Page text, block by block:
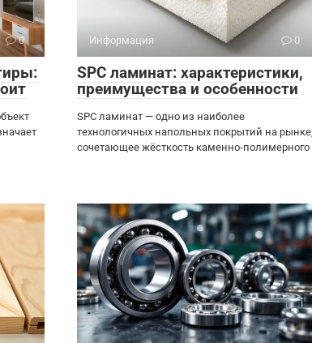
0 Информация 0
SPC ламинат: характеристики,
преимущества и особенности
SPC ламинат — одно из наиболее
технологичных напольных покрытий на рынке,
сочетающее жёсткость каменно-полимерного